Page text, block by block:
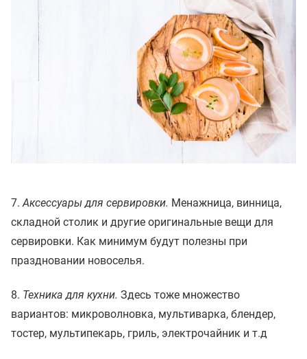
7.Аксессуары для сервировки. Менажница, винница,
складной столик и другие оригинальные вещи для
сервировки. Как минимум будут полезны при
праздновании новоселья.
8. Техника для кухни. Здесь тоже множество
вариантов: микроволновка, мультиварка, блендер,
тостер, мультипекарь, гриль, электрочайник и т.д